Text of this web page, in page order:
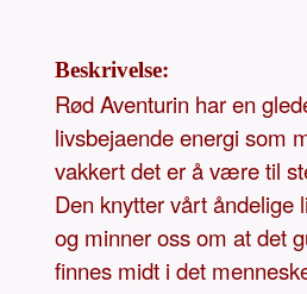
Beskrivelse:
Rød Aventurin har en
livsbejaende energi som
vakkert det er å være til
Den knytter vårt åndelige
og minner oss om at det
finnes midt i det